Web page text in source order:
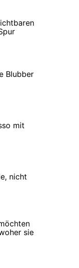
Blubber
mit
nicht
sie